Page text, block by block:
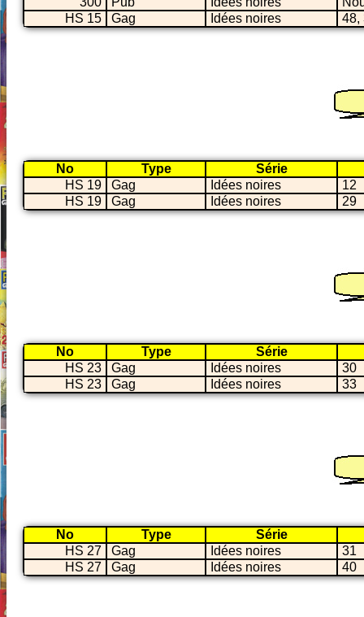
HS 15
Gag Idées noires 48,
No Type
Série
HS 19
Gag Idées noires
12
HS 19
Gag Idées noires 29
No Type
Série
HS 23
Gag Idées noires
30
HS 23
Gag Idées noires 33
No Type
Série
HS 27
Gag Idées noires
31
HS 27
Gag Idées noires 40